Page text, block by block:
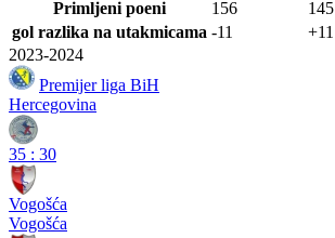
Primljeni poeni
156
145
gol razlika na utakmicama -11
+11
2023-2024
Premijer liga BiH
Hercegovina
35 : 30
Vogošća
Vogošća